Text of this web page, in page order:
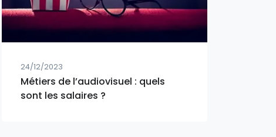
24/12/2023
Métiers de l’audiovisuel : quels
sont les salaires ?